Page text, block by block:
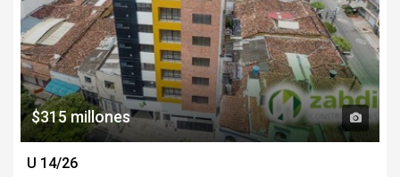
$315 millones
U 14/26